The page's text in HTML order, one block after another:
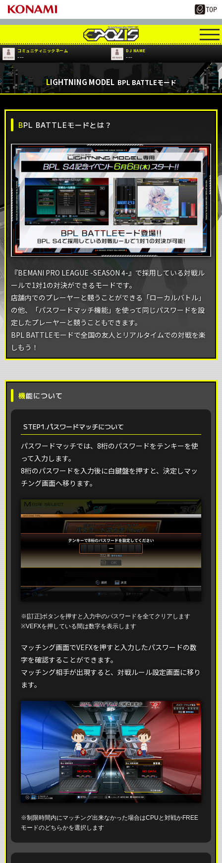
コミュニティニックネーム
---
DJ NAME
---
LIGHTNING MODEL BPL BATTLEモード
BPL BATTLEモードとは？
『BEMANI PRO LEAGUE -SEASON 4-』で採用している対戦ル
ールで1対1の対決ができるモードです。
店舗内でのプレーヤーと競うことができる「ローカルバトル」
の他、「パスワードマッチ機能」を使って同じパスワードを設
定したプレーヤーと競うこともできます。
BPL BATTLEモードで全国の友人とリアルタイムでの対戦を楽
しもう！
機能について
STEP1.パスワードマッチについて
パスワードマッチでは、8桁のパスワードをテンキーを使
って入力します。
8桁のパスワードを入力後に白鍵盤を押すと、決定しマッ
チング画面へ移ります。
※[訂正]ボタンを押すと入力中のパスワードを全てクリアします
※VEFXを押している間は数字を表示します
マッチング画面でVEFXを押すと入力したパスワードの数
字を確認することができます。
マッチング相手が出現すると、対戦ルール設定画面に移り
ます。
※制限時間内にマッチング出来なかった場合はCPUと対戦かFREE
モードのどちらかを選択します